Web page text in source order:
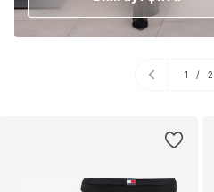
1 / 2